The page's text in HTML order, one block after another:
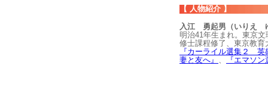
【 人物紹介 】
入江 勇起男（いりえ
明治41年生まれ。東京
修士課程修了、東京教
『カーライル選集２ 英
妻と友へ』 、 『エマソ